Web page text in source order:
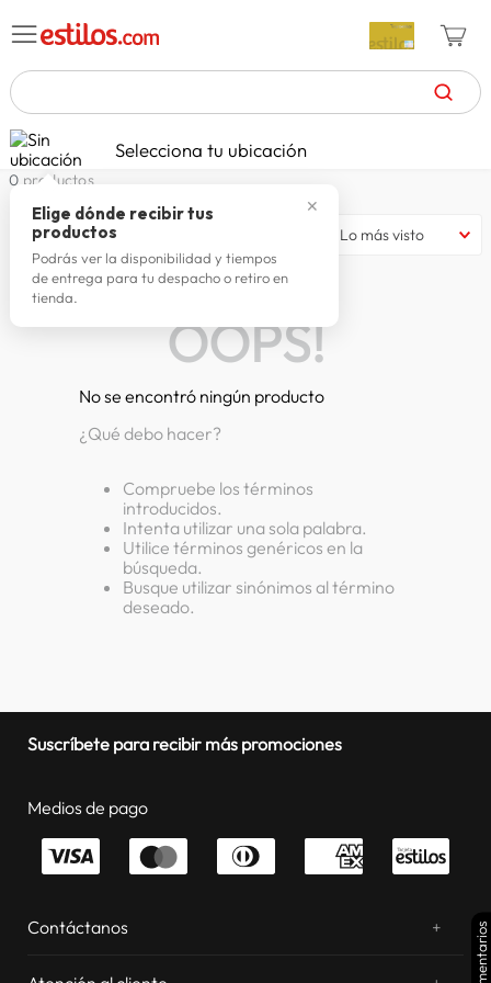
TÉRMINOS MÁS BUSCADOS
1. zapatillas mujer
2. celulares
3. zapatillas hombre
4. moda
5. zapatillas
terrex
laptop
spiderman
lavadora
Selecciona tu ubicación
✕
Elige dónde recibir tus
productos
Podrás ver la disponibilidad y tiempos
de entrega para tu despacho o retiro en
tienda.
0 productos
Lo más visto
OOPS!
No se encontró ningún producto
¿Qué debo hacer?
Compruebe los términos
introducidos.
Intenta utilizar una sola palabra.
Utilice términos genéricos en la
búsqueda.
Busque utilizar sinónimos al término
deseado.
Suscríbete para recibir más promociones
Medios de pago
Contáctanos + Comentarios